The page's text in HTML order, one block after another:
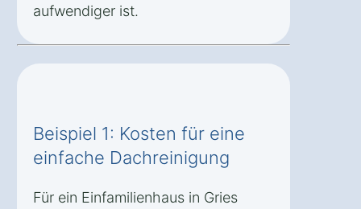
aufwendiger ist.
Beispiel 1: Kosten für eine
einfache Dachreinigung
Für ein Einfamilienhaus in Gries